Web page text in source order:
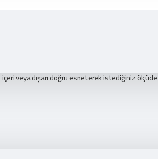
veya dışarı doğru esneterek istediğiniz